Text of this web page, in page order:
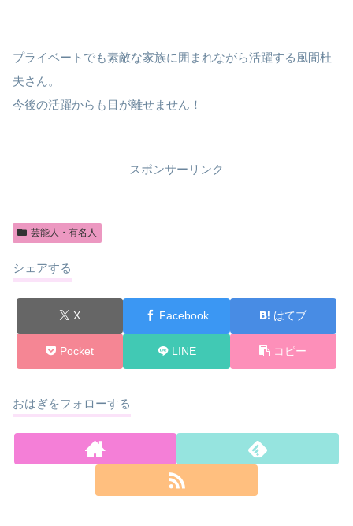
プライベートでも素敵な家族に囲まれながら活躍する風間杜
夫さん。
今後の活躍からも目が離せません！
スポンサーリンク
芸能人・有名人
シェアする
X Facebook はてブ
Pocket LINE コピー
おはぎをフォローする